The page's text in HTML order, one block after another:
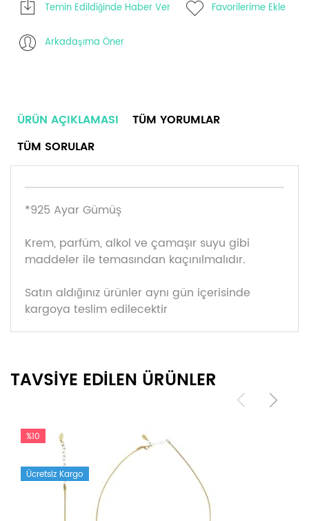
Temin Edildiğinde Haber Ver Favorilerime Ekle
Arkadaşıma Öner
ÜRÜN AÇIKLAMASI
TÜM YORUMLAR
TÜM SORULAR
*925 Ayar Gümüş
Krem, parfüm, alkol ve çamaşır suyu gibi
maddeler ile temasından kaçınılmalıdır.
Satın aldığınız ürünler aynı gün içerisinde
kargoya teslim edilecektir
TAVSİYE EDİLEN ÜRÜNLER
%10
Ücretsiz Kargo